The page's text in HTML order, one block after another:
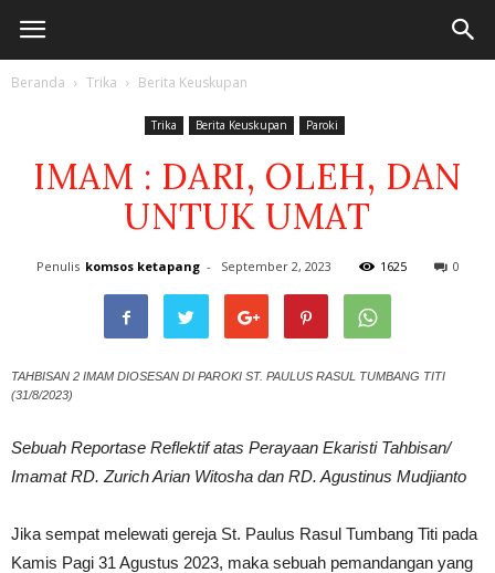
Beranda Trika Berita Keuskupan
Trika Berita Keuskupan Paroki
IMAM : DARI, OLEH, DAN
UNTUK UMAT
Penulis komsos ketapang - September 2, 2023 1625 0
TAHBISAN 2 IMAM DIOSESAN DI PAROKI ST. PAULUS RASUL TUMBANG TITI
(31/8/2023)
Sebuah Reportase Reflektif atas Perayaan Ekaristi Tahbisan/
Imamat RD. Zurich Arian Witosha dan RD. Agustinus Mudjianto
Jika sempat melewati gereja St. Paulus Rasul Tumbang Titi pada
Kamis Pagi 31 Agustus 2023, maka sebuah pemandangan yang